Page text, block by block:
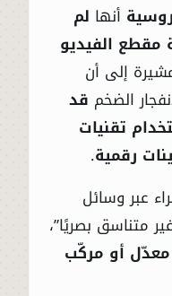
أنها لم
الفيديو
إلى أن
الضخم قد
تقنيات
رقمية.
عبر وسائل
متناسق بصريًا”،
معدّل أو مركّب